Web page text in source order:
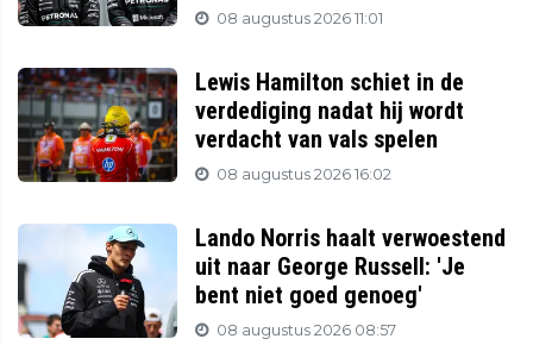
08 augustus 2026 11:01
Lewis Hamilton schiet in de
verdediging nadat hij wordt
verdacht van vals spelen
08 augustus 2026 16:02
Lando Norris haalt verwoestend
uit naar George Russell: 'Je
bent niet goed genoeg'
08 augustus 2026 08:57